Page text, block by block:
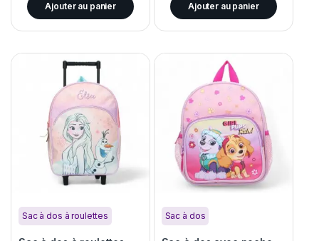
Ajouter au panier Ajouter au panier
Sac à dos à roulettes Sac à dos